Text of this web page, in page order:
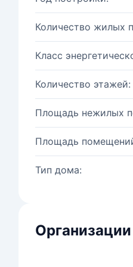
Количество жилых
Класс
Количество этажей:
Площадь нежилых
Площадь
Тип дома: